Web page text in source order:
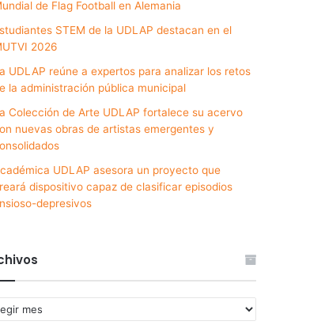
de Flag Football en Alemania
STEM de la UDLAP destacan en el
2026
UDLAP reúne a expertos para analizar los retos
la administración pública municipal
Colección de Arte UDLAP fortalece su acervo
nuevas obras de artistas emergentes y
UDLAP asesora un proyecto que
dispositivo capaz de clasificar episodios
depresivos